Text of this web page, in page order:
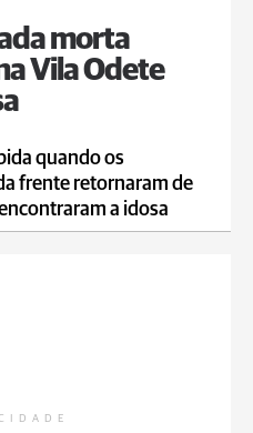
morta
Vila Odete
quando os
frente retornaram de
a idosa